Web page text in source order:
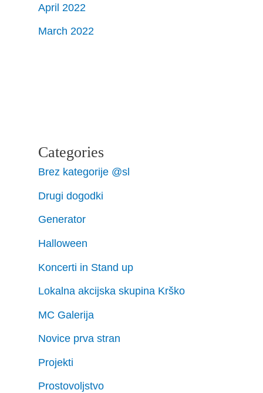
April 2022
March 2022
Categories
Brez kategorije @sl
Drugi dogodki
Generator
Halloween
Koncerti in Stand up
Lokalna akcijska skupina Krško
MC Galerija
Novice prva stran
Projekti
Prostovoljstvo